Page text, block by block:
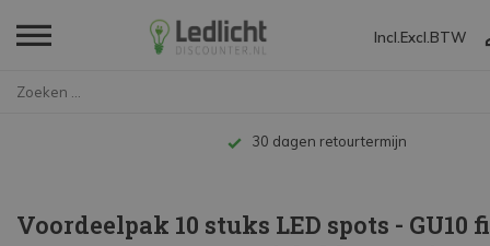
Incl. Excl. BTW
Voordeelpak 10 stuks LED spots - GU10